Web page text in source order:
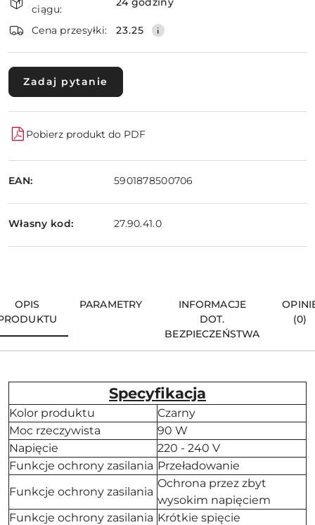
dostawa
ciągu:
Cena przesyłki: 23.25
Zadaj pytanie
Pobierz produkt do PDF
EAN: 5901878500706
Własny kod: 27.90.41.0
OPIS
PARAMETRY
INFORMACJE
DOT.
BEZPIECZEŃSTWA
(0)
Specyfikacja
Kolor produktu
Czarny
Moc rzeczywista
90 W
Napięcie
220 - 240 V
Funkcje ochrony zasilania Przeładowanie
Funkcje ochrony zasilania
Ochrona przez zbyt
wysokim napięciem
Funkcje ochrony zasilania Krótkie spięcie